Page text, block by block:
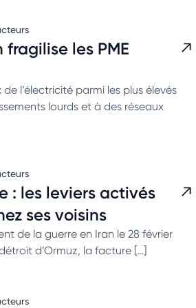
fragilise les PME
l’électricité parmi les plus élevés
lourds et à des réseaux
: les leviers activés
ses voisins
de la guerre en Iran le 28 février
d’Ormuz, la facture […]